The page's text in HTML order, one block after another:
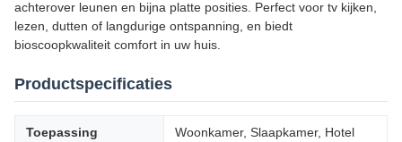
achterover leunen en bijna platte posities. Perfect voor tv kijken,
lezen, dutten of langdurige ontspanning, en biedt
bioscoopkwaliteit comfort in uw huis.
Productspecificaties
Toepassing Woonkamer, Slaapkamer, Hotel